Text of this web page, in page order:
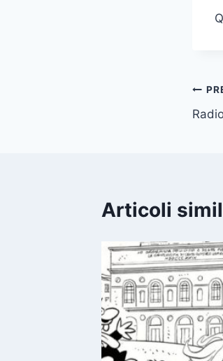
Articoli